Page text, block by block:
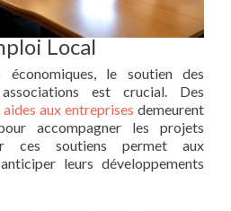
Local
économiques, le soutien des
est crucial. Des
aides aux entreprises demeurent
accompagner les projets
ces soutiens permet aux
leurs développements